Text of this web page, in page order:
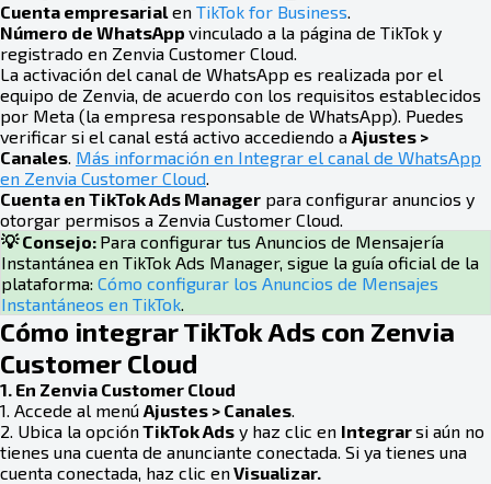
Cuenta empresarialen TikTok for Business.
Número de WhatsApp vinculado a la página de TikTok y
registrado en Zenvia Customer Cloud.
La activación del canal de WhatsApp es realizada por el
equipo de Zenvia, de acuerdo con los requisitos establecidos
por Meta (la empresa responsable de WhatsApp). Puedes
verificar si el canal está activo accediendo a Ajustes >
Canales. Más información en Integrar el canal de WhatsApp
en Zenvia Customer Cloud.
Cuenta en TikTok Ads Manager para configurar anuncios y
otorgar permisos a Zenvia Customer Cloud.
💡 Consejo: Para configurar tus Anuncios de Mensajería
Instantánea en TikTok Ads Manager, sigue la guía oficial de la
plataforma: Cómo configurar los Anuncios de Mensajes
Instantáneos en TikTok.
Cómo integrar TikTok Ads con Zenvia
Customer Cloud
1. En Zenvia Customer Cloud
1. Accede al menú Ajustes > Canales.
2. Ubica la opciónTikTok Ads y haz clic en Integrarsi aún no
tienes una cuenta de anunciante conectada. Si ya tienes una
cuenta conectada, haz clic enVisualizar.